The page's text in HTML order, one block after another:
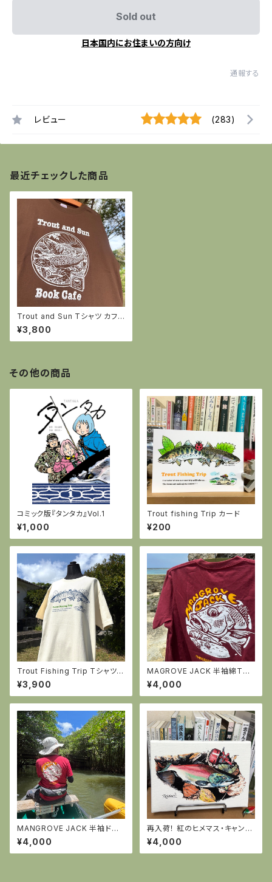
Sold out
日本国内にお住まいの方向け
通報する
レビュー (283)
最近チェックした商品
Trout and Sun Tシャツ カフェ
ブラウン
¥3,800
その他の商品
コミック版『タンタカ』Vol.1
¥1,000
Trout fishing Trip カード
¥200
Trout Fishing Trip Tシャツ
（アイボリー）
¥3,900
MAGROVE JACK 半袖綿Tシ
ャツ・バーガンディー
¥4,000
MANGROVE JACK 半袖ドラ
イTシャツ・バーガンディー
¥4,000
再入荷！ 紅のヒメマス・キャンバ
スアート
¥4,000